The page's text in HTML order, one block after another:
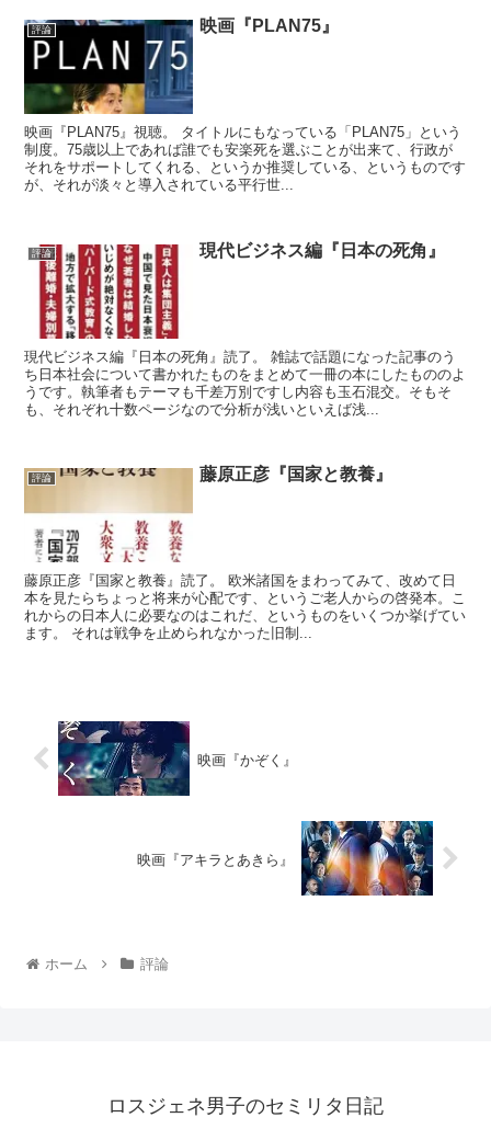
評論 映画『PLAN75』
映画『PLAN75』視聴。 タイトルにもなっている「PLAN75」という
制度。75歳以上であれば誰でも安楽死を選ぶことが出来て、行政が
それをサポートしてくれる、というか推奨している、というものです
が、それが淡々と導入されている平行世...
評論 現代ビジネス編『日本の死角』
現代ビジネス編『日本の死角』読了。 雑誌で話題になった記事のう
ち日本社会について書かれたものをまとめて一冊の本にしたもののよ
うです。執筆者もテーマも千差万別ですし内容も玉石混交。そもそ
も、それぞれ十数ページなので分析が浅いといえば浅...
評論 藤原正彦『国家と教養』
藤原正彦『国家と教養』読了。 欧米諸国をまわってみて、改めて日
本を見たらちょっと将来が心配です、というご老人からの啓発本。こ
れからの日本人に必要なのはこれだ、というものをいくつか挙げてい
ます。 それは戦争を止められなかった旧制...
映画『かぞく』
映画『アキラとあきら』
ホーム 評論
ロスジェネ男子のセミリタ日記